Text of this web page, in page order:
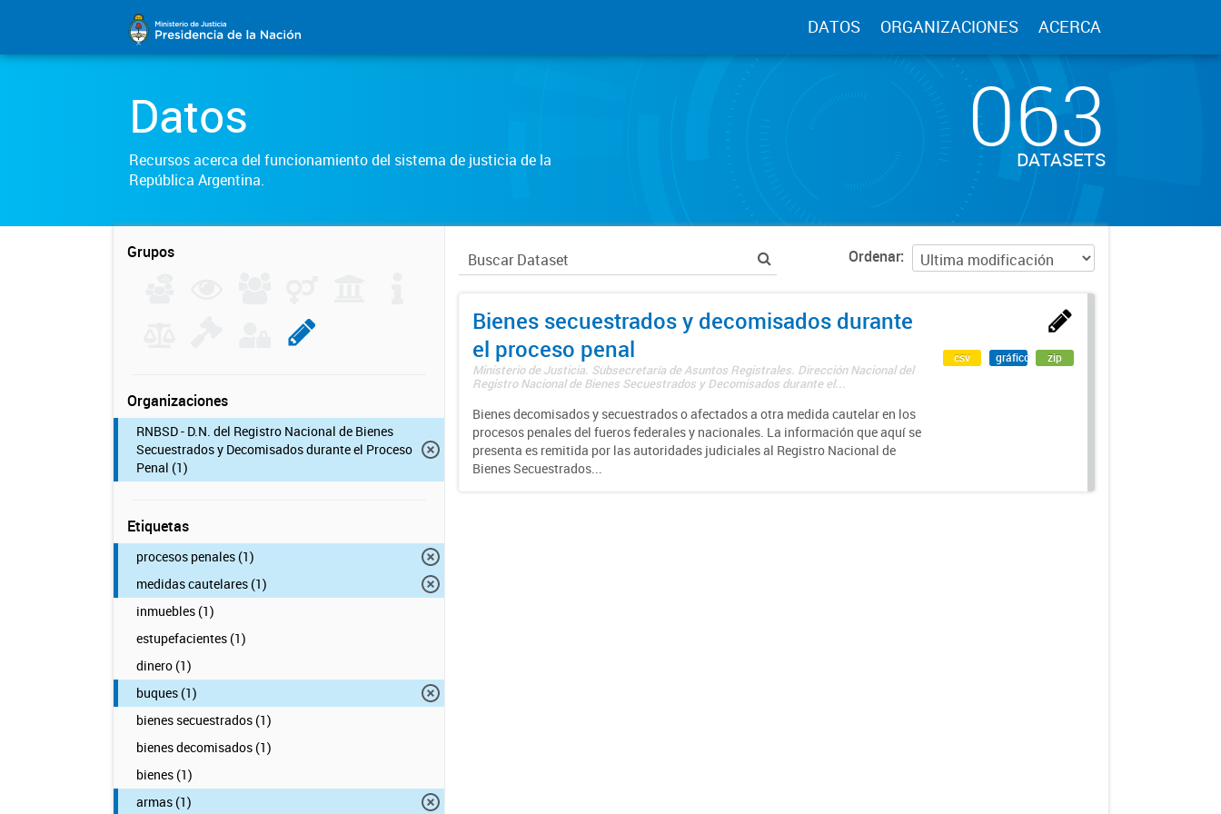
DATOS ORGANIZACIONES ACERCA
Datos
Recursos acerca del funcionamiento del sistema de justicia de la
República Argentina.
063
DATASETS
Grupos
Organizaciones
RNBSD - D.N. del Registro Nacional de Bienes
Secuestrados y Decomisados durante el Proceso
Penal (1)
Etiquetas
procesos penales (1)
medidas cautelares (1)
inmuebles (1)
estupefacientes (1)
dinero (1)
buques (1)
bienes secuestrados (1)
bienes decomisados (1)
bienes (1)
armas (1)
Ordenar
Bienes secuestrados y decomisados durante
el proceso penal
Ministerio de Justicia. Subsecretaría de Asuntos Registrales. Dirección Nacional del
Registro Nacional de Bienes Secuestrados y Decomisados durante el...
Bienes decomisados y secuestrados o afectados a otra medida cautelar en los
procesos penales del fueros federales y nacionales. La información que aquí se
presenta es remitida por las autoridades judiciales al Registro Nacional de
Bienes Secuestrados...
csv gráfico zip